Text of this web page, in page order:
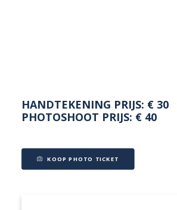
HANDTEKENING PRIJS: € 30
PHOTOSHOOT PRIJS: € 40
KOOP PHOTO TICKET